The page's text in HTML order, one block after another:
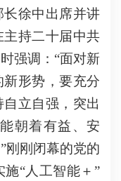
徐中出席并讲
持二十届中共
强调：“面对新
形势，要充分
立自强，突出
朝着有益、安
刚刚闭幕的党的
“人工智能＋”